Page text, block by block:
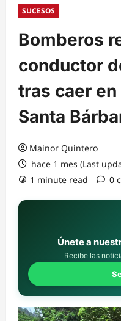
SUCESOS
Bomberos
conductor
tras caer
Santa
Mainor Quintero
hace 1 mes (Last
1 minute read
0
Únete a
Recibe las